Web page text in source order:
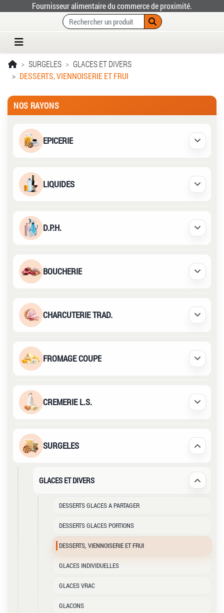
Fournisseur alimentaire du commerce de proximité.
SURGELES
GLACES ET DIVERS
DESSERTS, VIENNOISERIE ET FRUI
NOS RAYONS
EPICERIE Déplier
LIQUIDES Déplier
D.P.H. Déplier
BOUCHERIE Déplier
CHARCUTERIE TRAD. Déplier
FROMAGE COUPE Déplier
CREMERIE L.S. Déplier
SURGELES Déplier
GLACES ET DIVERS Déplier
DESSERTS GLACES A PARTAGER
DESSERTS GLACES PORTIONS
DESSERTS, VIENNOISERIE ET FRUI
GLACES INDIVIDUELLES
GLACES VRAC
GLACONS